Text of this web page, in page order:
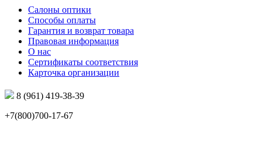
Салоны оптики
Способы оплаты
Гарантия и возврат товара
Правовая информация
О нас
Сертификаты соответствия
Карточка организации
8 (961) 419-38-39
+7(800)700-17-67